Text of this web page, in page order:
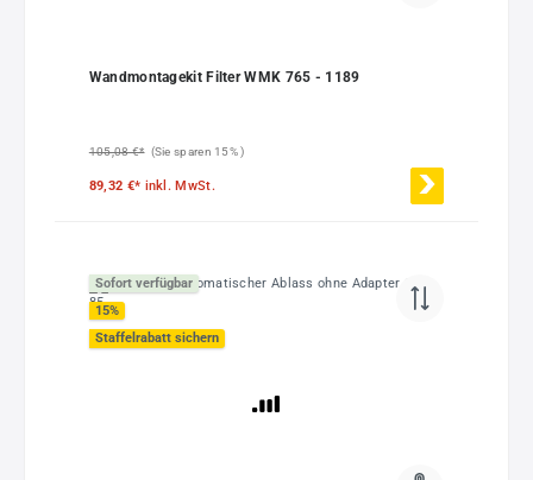
Wandmontagekit Filter WMK 765 - 1189
105,08 €* (Sie sparen 15% )
89,32 €* inkl. MwSt.
Sofort verfügbar
15%
Staffelrabatt sichern